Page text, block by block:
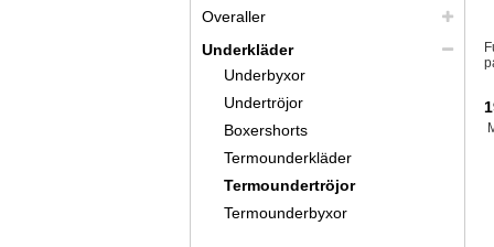
Overaller
Underkläder
Underbyxor
Undertröjor
Boxershorts
Termounderkläder
Termoundertröjor
Termounderbyxor